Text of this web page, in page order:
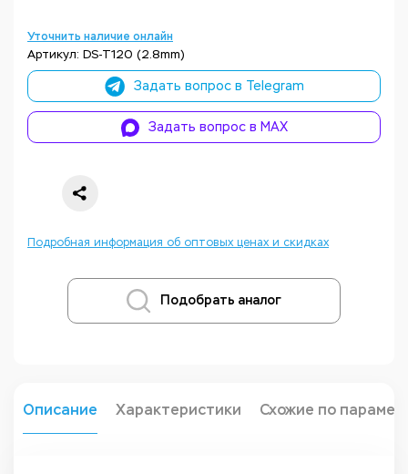
Уточнить наличие онлайн
Артикул: DS-T120 (2.8mm)
Задать вопрос в Telegram
Задать вопрос в MAX
Подробная информация об оптовых ценах и скидках
Подобрать аналог
Описание Характеристики Схожие по